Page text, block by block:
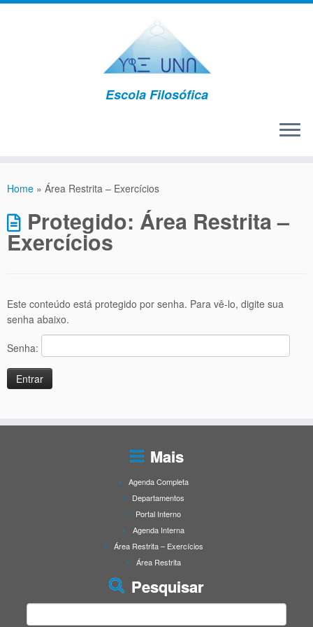
Escola Filosófica
Home » Área Restrita – Exercícios
Protegido: Área Restrita –
Exercícios
Este conteúdo está protegido por senha. Para vê-lo, digite sua
senha abaixo.
Senha:
Mais
Agenda Completa
Departamentos
Portal Interno
Agenda Interna
Área Restrita – Exercícios
Área Restrita
Pesquisar